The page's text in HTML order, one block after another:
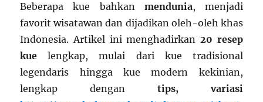
Beberapa kue bahkan mendunia, menjadi
favorit wisatawan dan dijadikan oleh-oleh khas
Indonesia. Artikel ini menghadirkan 20 resep
kue lengkap, mulai dari kue tradisional
legendaris hingga kue modern kekinian,
lengkap dengan tips, variasi